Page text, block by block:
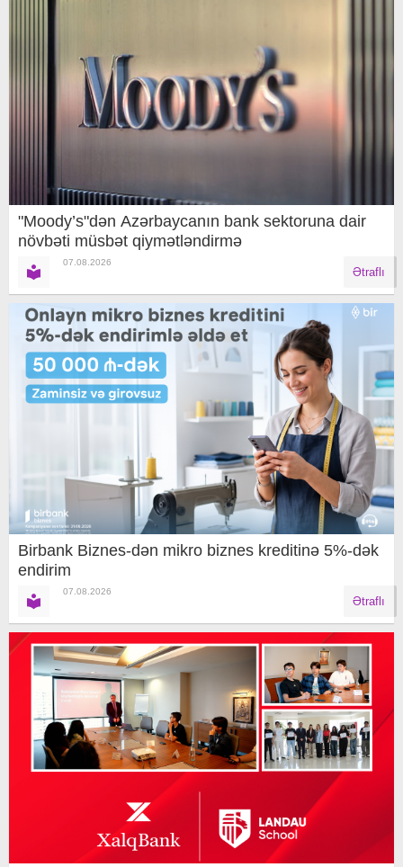
"Moody’s"dən Azərbaycanın bank sektoruna dair
növbəti müsbət qiymətləndirmə
07.08.2026
Ətraflı
Birbank Biznes-dən mikro biznes kreditinə 5%-dək
endirim
07.08.2026
Ətraflı